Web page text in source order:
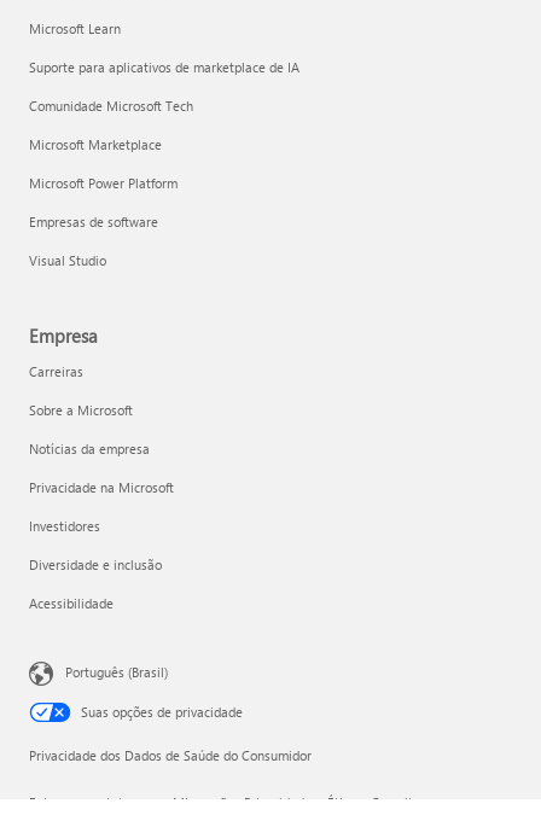
Microsoft Learn
Suporte para aplicativos de marketplace de IA
Comunidade Microsoft Tech
Microsoft Marketplace
Microsoft Power Platform
Empresas de software
Visual Studio
Empresa
Carreiras
Sobre a Microsoft
Notícias da empresa
Privacidade na Microsoft
Investidores
Diversidade e inclusão
Acessibilidade
Português (Brasil)
Suas opções de privacidade
Privacidade dos Dados de Saúde do Consumidor
Entre em contato com a Microsoft Privacidade Ética e Compliance